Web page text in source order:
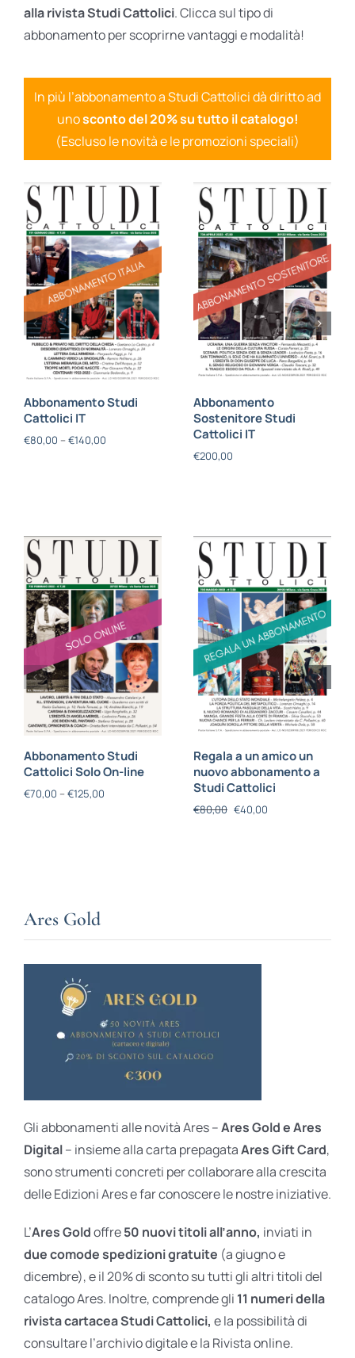
alla rivista Studi Cattolici. Clicca sul tipo di
abbonamento per scoprirne vantaggi e modalità!
In più l’abbonamento a Studi Cattolici dà diritto ad
unosconto del 20% su tutto il catalogo!
(Escluso le novità e le promozioni speciali)
Abbonamento Studi
Cattolici IT
€80,00 – €140,00
Abbonamento
Sostenitore Studi
Cattolici IT
€200,00
Abbonamento Studi
Cattolici Solo On-line
€70,00 – €125,00
Regala a un amico un
nuovo abbonamento a
Studi Cattolici
€80,00 €40,00
Ares Gold
Gli abbonamenti alle novità Ares –Ares Gold e Ares
Digital– insieme alla carta prepagataAres Gift Card,
sono strumenti concreti per collaborare alla crescita
delle Edizioni Ares e far conoscere le nostre iniziative.
L’Ares Goldoffre50 nuovi titoli all’anno, inviati in
due comode spedizioni gratuite (a giugno e
dicembre), e il 20% di sconto su tutti gli altri titoli del
catalogo Ares. Inoltre, comprende gli 11 numeri della
rivista cartacea Studi Cattolici, e la possibilità di
consultare l’archivio digitale e la Rivista online.